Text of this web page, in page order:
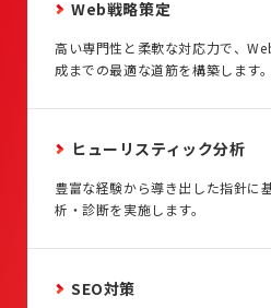
Web戦略策定
高い専門性と柔軟な対応力で、
成までの最適な道筋を構築します。
ヒューリスティック分析
豊富な経験から導き出した指針に
析・診断を実施します。
SEO対策